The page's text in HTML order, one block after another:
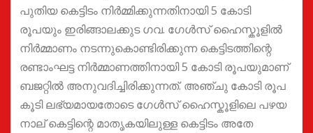
പുതിയ കെട്ടിടം നിർമ്മിക്കുന്നതിനായി 5 കോടി
രൂപയും ഇരിങ്ങാലക്കുട ഗവ. ഗേൾസ് ഹൈസ്കൂളിൽ
നിർമ്മാണം നടന്നുകൊണ്ടിരിക്കുന്ന കെട്ടിടത്തിന്റെ
രണ്ടാംഘട്ട നിർമ്മാണത്തിനായി 5 കോടി രൂപയുമാണ്
ബജറ്റിൽ അനുവദിച്ചിരിക്കുന്നത്. അഞ്ചു കോടി രൂപ
കൂടി ലഭ്യമായതോടെ ഗേൾസ് ഹൈസ്കൂളിലെ പഴയ
നാല് കെട്ടിന്റെ മാതൃകയിലുള്ള കെട്ടിടം അതേ